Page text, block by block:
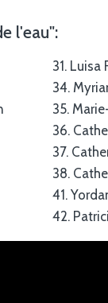
l'eau":
31. Luisa
34.
35.
36.
37.
38.
41.
42.